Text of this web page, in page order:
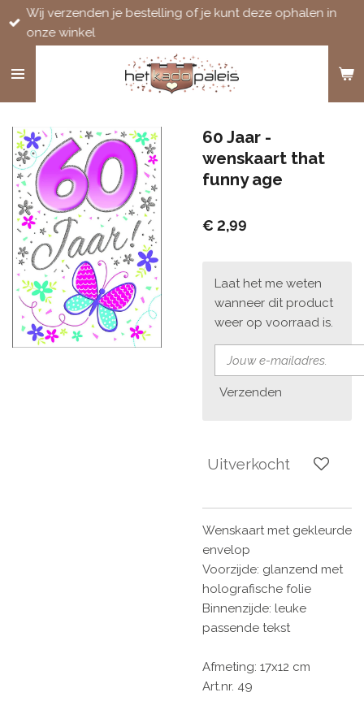
Ga
direct
de
Wij verzenden je bestelling of je kunt deze ophalen in
onze winkel
60 Jaar -
wenskaart that
funny age
€ 2,99
Laat het me weten
wanneer dit product
weer op voorraad is.
Verzenden
Uitverkocht
Wenskaart met gekleurde
envelop
Voorzijde: glanzend met
holografische folie
Binnenzijde: leuke
passende tekst
Afmeting: 17x12 cm
Art.nr. 49